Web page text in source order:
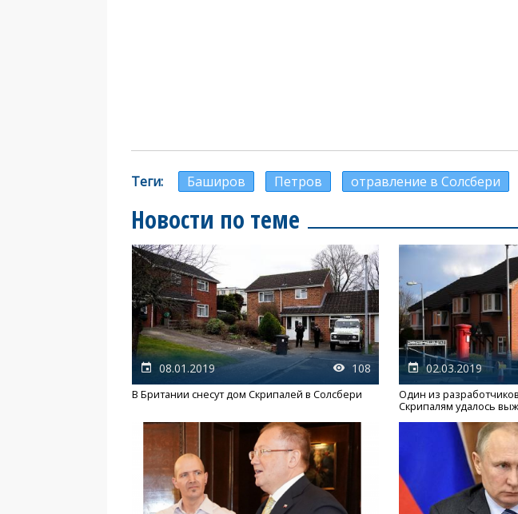
Теги Баширов Петров отравление в Солсбери
Новости по теме
08.01.2019 108
В Британии снесут дом Скрипалей в Солсбери
02.03.2019
Один из
Скрипалям удалось